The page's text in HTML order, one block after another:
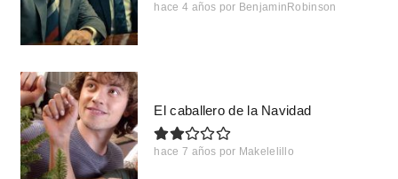
hace 4 años por BenjaminRobinson
El caballero de la Navidad
hace 7 años por Makelelillo